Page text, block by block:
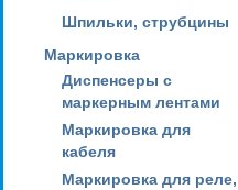
Шпильки, струбцины
Маркировка
Диспенсеры с
маркерным лентами
Маркировка для
кабеля
Маркировка для реле,